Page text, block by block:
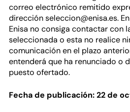
correo electrónico remitido
dirección seleccion@enisa.es.
Enisa no consiga contactar con
seleccionada o esta no realice
comunicación en el plazo
entenderá que ha renunciado o
puesto ofertado.
Fecha de publicación: 22 de